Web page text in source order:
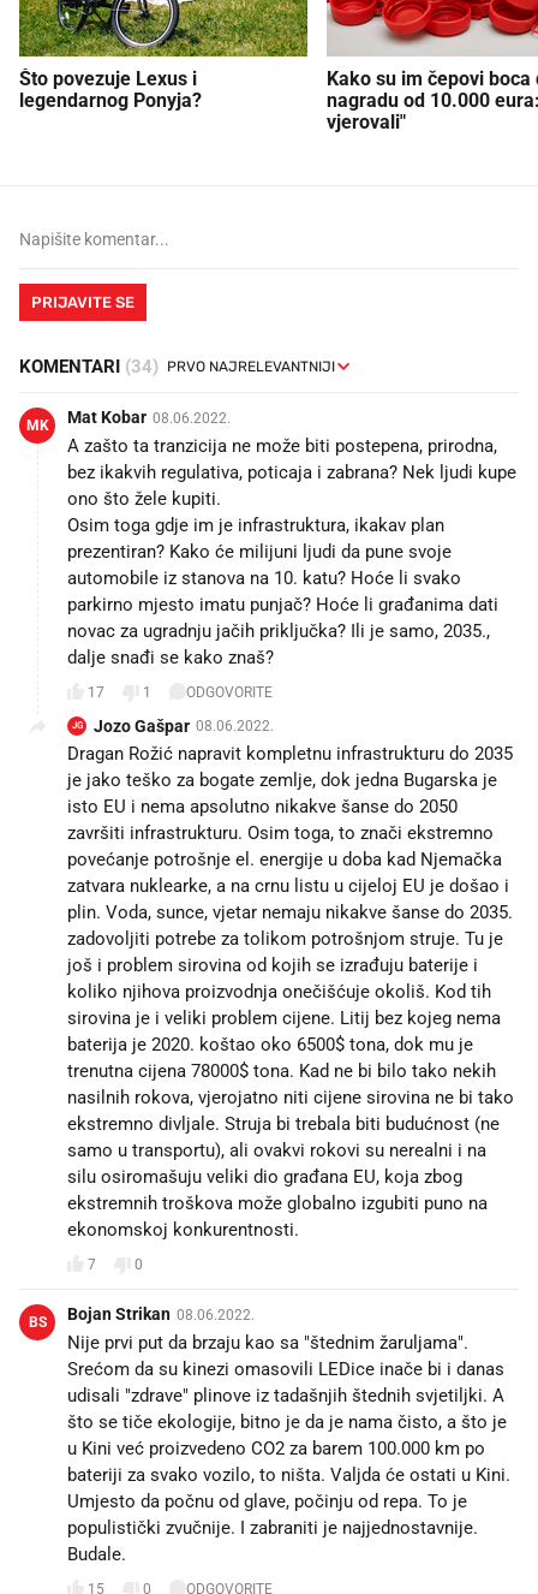
Što povezuje Lexus i
legendarnog Ponyja?
Kako su im čepovi boca
nagradu od 10.000
vjerovali"
PRIJAVITE SE
KOMENTARI (34)
MK Mat Kobar 08.06.2022.
A zašto ta tranzicija ne može biti postepena, prirodna,
bez ikakvih regulativa, poticaja i zabrana? Nek ljudi kupe
ono što žele kupiti.
Osim toga gdje im je infrastruktura, ikakav plan
prezentiran? Kako će milijuni ljudi da pune svoje
automobile iz stanova na 10. katu? Hoće li svako
parkirno mjesto imatu punjač? Hoće li građanima dati
novac za ugradnju jačih priključka? Ili je samo, 2035.,
dalje snađi se kako znaš?
17 1 ODGOVORITE
JG Jozo Gašpar 08.06.2022.
Dragan Rožić napravit kompletnu infrastrukturu do 2035
je jako teško za bogate zemlje, dok jedna Bugarska je
isto EU i nema apsolutno nikakve šanse do 2050
završiti infrastrukturu. Osim toga, to znači ekstremno
povećanje potrošnje el. energije u doba kad Njemačka
zatvara nuklearke, a na crnu listu u cijeloj EU je došao i
plin. Voda, sunce, vjetar nemaju nikakve šanse do 2035.
zadovoljiti potrebe za tolikom potrošnjom struje. Tu je
još i problem sirovina od kojih se izrađuju baterije i
koliko njihova proizvodnja onečišćuje okoliš. Kod tih
sirovina je i veliki problem cijene. Litij bez kojeg nema
baterija je 2020. koštao oko 6500$ tona, dok mu je
trenutna cijena 78000$ tona. Kad ne bi bilo tako nekih
nasilnih rokova, vjerojatno niti cijene sirovina ne bi tako
ekstremno divljale. Struja bi trebala biti budućnost (ne
samo u transportu), ali ovakvi rokovi su nerealni i na
silu osiromašuju veliki dio građana EU, koja zbog
ekstremnih troškova može globalno izgubiti puno na
7 0
BS Bojan Strikan 08.06.2022.
Nije prvi put da brzaju kao sa "štednim žaruljama".
Srećom da su kinezi omasovili LEDice inače bi i danas
udisali "zdrave" plinove iz tadašnjih štednih svjetiljki. A
što se tiče ekologije, bitno je da je nama čisto, a što je
u Kini već proizvedeno CO2 za barem 100.000 km po
bateriji za svako vozilo, to ništa. Valjda će ostati u Kini.
Umjesto da počnu od glave, počinju od repa. To je
populistički zvučnije. I zabraniti je najjednostavnije.
Budale.
15 0 ODGOVORITE